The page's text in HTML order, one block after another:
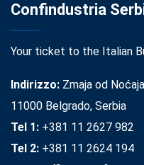
Confindustria
Your ticket to the Italian
Indirizzo: Zmaja od
11000 Belgrado, Serbia
Tel 1: +381 11 2627 982
Tel 2: +381 11 2624 194